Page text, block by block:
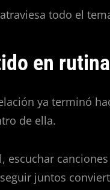
todo el
en
ya terminó
de ella.
escuchar
juntos